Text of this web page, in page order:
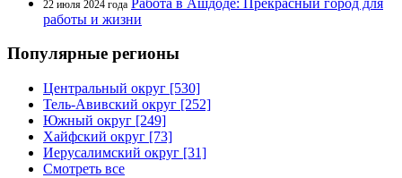
22 июля 2024 года
работы и жизни
Популярные регионы
Центральный округ [530]
Тель-Авивский округ [252]
Южный округ [249]
Хайфский округ [73]
Иерусалимский округ [31]
Смотреть все